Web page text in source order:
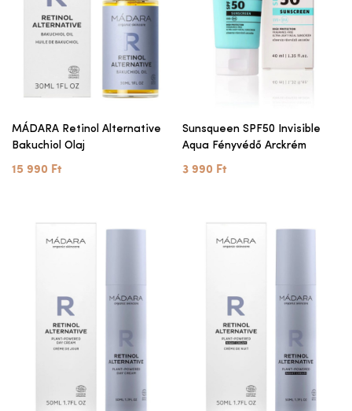
MÁDARA Retinol Alternative
Bakuchiol Olaj
15 990 Ft
Sunsqueen SPF50 Invisible
Aqua Fényvédő Arckrém
3 990 Ft